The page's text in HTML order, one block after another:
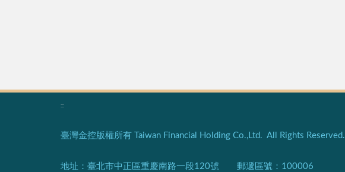
:::
臺灣金控版權所有 Taiwan Financial Holding Co.,Ltd. All Rights Reserved.
地址：臺北市中正區重慶南路一段120號 郵遞區號：100006